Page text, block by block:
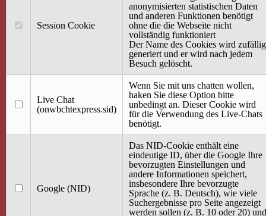
40 Jahre Mütterzentrum
Terminkalender
Gemeinsam aktiv
Gemeinsam unterwegs
wirFAIRändern
Angebot / Kurs suchen
Babybauch & Elternschaft
Session Cookie
anonymisierten statistischen Daten
und anderen Funktionen benötigt
ohne die die Webseite nicht
vollständig funktioniert
Der Name des Cookies wird zufällig
generiert und er wird nach jedem
Besuch gelöscht.
Live Chat
(onwbchtexpress.sid)
Wenn Sie mit uns chatten wollen,
haken Sie diese Option bitte
unbedingt an. Dieser Cookie wird
für die Verwendung des Live-Chats
benötigt.
Google (NID)
Das NID-Cookie enthält eine
eindeutige ID, über die Google Ihre
bevorzugten Einstellungen und
andere Informationen speichert,
insbesondere Ihre bevorzugte
Sprache (z. B. Deutsch), wie viele
Suchergebnisse pro Seite angezeigt
werden sollen (z. B. 10 oder 20) und